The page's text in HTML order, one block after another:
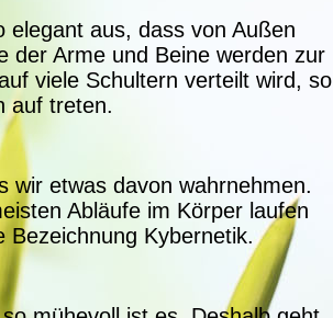
elegant aus, dass von Außen
der Arme und Beine werden zur
viele Schultern verteilt wird,
auf treten.
wir etwas davon wahrnehmen.
Abläufe im Körper laufen
Bezeichnung Kybernetik.